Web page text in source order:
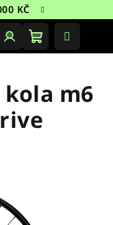
KČ
PřihlášeníNákupní
kola m6